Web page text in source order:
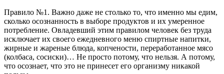
Правило №1. Важно даже не столько то, что именно мы едим,
сколько осознанность в выборе продуктов и их умеренное
потребление. Овладевший этим правилом человек без труда
исключает их своего ежедневного меню спиртные напитки,
жирные и жареные блюда, копчености, переработанное мясо
(колбаса, сосиски)… Не просто потому, что нельзя. А потому,
что осознает, что это не принесет его организму никакой